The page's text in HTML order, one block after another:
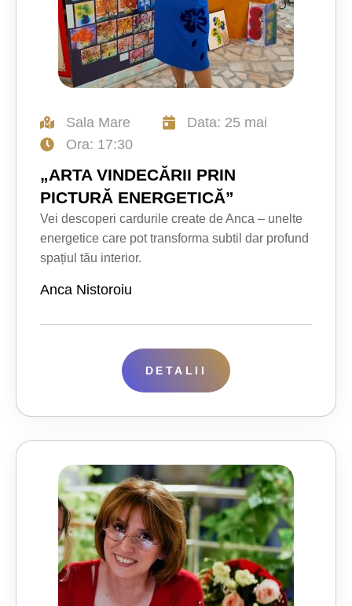
Sala Mare
Data: 25 mai
Ora: 17:30
„ARTA VINDECĂRII PRIN
PICTURĂ ENERGETICĂ”
Vei descoperi cardurile create de Anca – unelte
energetice care pot transforma subtil dar profund
spațiul tău interior.
Anca Nistoroiu
DETALII